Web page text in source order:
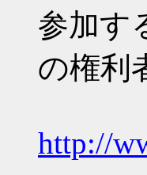
参加す
の権利
http://